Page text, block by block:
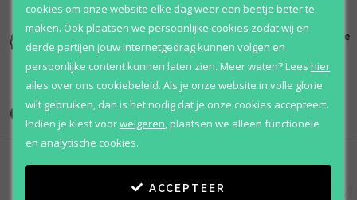
Kortingen
tot wel 70%
Al 12 jaar
voordelig
100% originele
parfums
Onze merken
cookies om onze website elke dag weer een beetje beter te
maken. Ook plaatsen we persoonlijke cookies zodat wij en
derde partijen jouw internetgedrag kunnen volgen en
persoonlijke content kunnen laten zien. Meer weten?Lees hier
alles over ons cookiebeleid. Als je onze website in volle glorie
wilt gebruiken, dan is het nodig dat je onze cookies accepteert.
Indien je kiest voorweigeren plaatsen we alleen functionele
en analytische cookies.
ACCEPTEER